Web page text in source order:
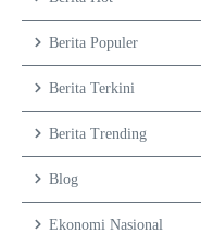
Berita Populer
Berita Terkini
Berita Trending
Blog
Ekonomi Nasional